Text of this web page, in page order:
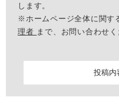
します。
※ホームページ全体に関す
理者 まで、お問い合わせく